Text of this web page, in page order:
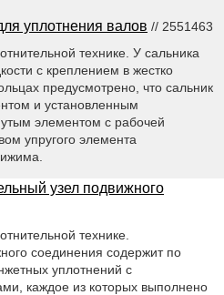
уплотнения валов // 2551463
технике. У сальника
с креплением в жестко
предусмотрено, что сальник
и установленным
элементом с рабочей
упругого элемента
узел подвижного
технике.
соединения содержит по
уплотнений с
каждое из которых выполнено